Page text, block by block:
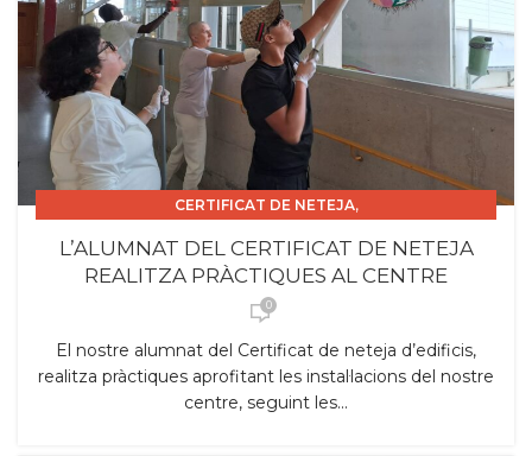
CERTIFICAT DE NETEJA,
CURS 2025_26
L’ALUMNAT DEL CERTIFICAT DE NETEJA
REALITZA PRÀCTIQUES AL CENTRE
0
El nostre alumnat del Certificat de neteja d’edificis,
realitza pràctiques aprofitant les instal·lacions del nostre
centre, seguint les...